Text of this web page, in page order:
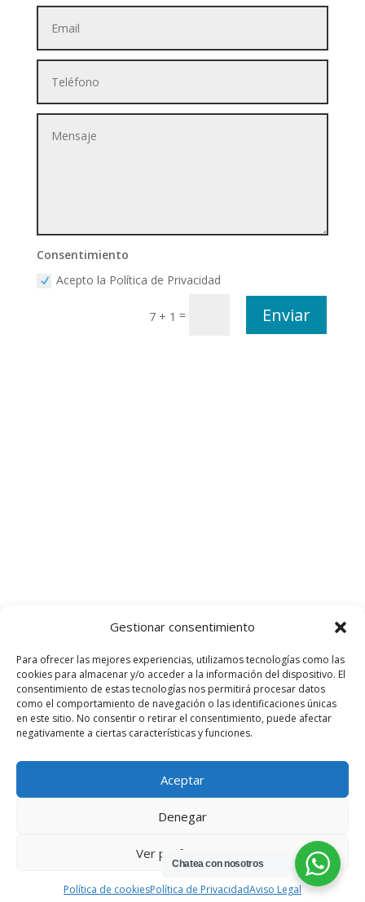
Gestionar consentimiento
Para ofrecer las mejores experiencias, utilizamos tecnologías como las
cookies para almacenar y/o acceder a la información del dispositivo. El
consentimiento de estas tecnologías nos permitirá procesar datos
como el comportamiento de navegación o las identificaciones únicas
en este sitio. No consentir o retirar el consentimiento, puede afectar
negativamente a ciertas características y funciones.
Aceptar
Denegar
Ver preferencias
Política de cookiesPolítica de PrivacidadAviso Legal
Consentimiento
Acepto la Política de Privacidad
7 + 1 = Enviar
Chatea con nosotros